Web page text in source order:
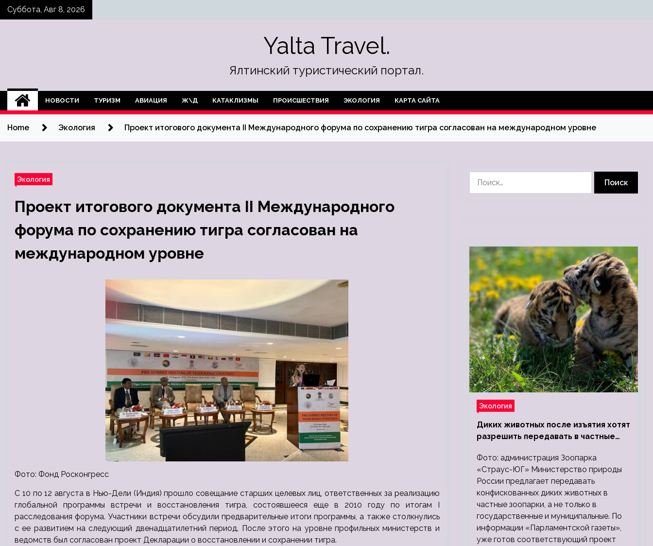
SkipСуббота, Авг 8, 2026
Yalta Travel.
Ялтинский туристический портал.
НОВОСТИ ТУРИЗМ АВИАЦИЯ Ж\Д КАТАКЛИЗМЫ ПРОИСШЕСТВИЯ ЭКОЛОГИЯ КАРТА САЙТА
Home Экология Проект итогового документа II Международного форума по сохранению тигра согласован на международном уровне
Экология
Проект итогового документа II Международного
форума по сохранению тигра согласован на
международном уровне
Фото: Фонд Росконгресс
С 10 по 12 августа в Нью-Дели (Индия) прошло совещание старших целевых лиц, ответственных за реализацию
глобальной программы встречи и восстановления тигра, состоявшееся еще в 2010 году по итогам I
расследования форума. Участники встречи обсудили предварительные итоги программы, а также столкнулись
с ее развитием на следующий двенадцатилетний период. После этого на уровне профильных министерств и
ведомств был согласован проект Декларации о восстановлении и сохранении тигра.
Экология
Диких животных после изъятия хотят
разрешить передавать в частные
Фото: администрация Зоопарка
«Страус-ЮГ» Министерство природы
России предлагает передавать
конфискованных диких животных в
частные зоопарки, а не только в
государственные и муниципальные. По
информации «Парламентской газеты»,
уже готов соответствующий проект